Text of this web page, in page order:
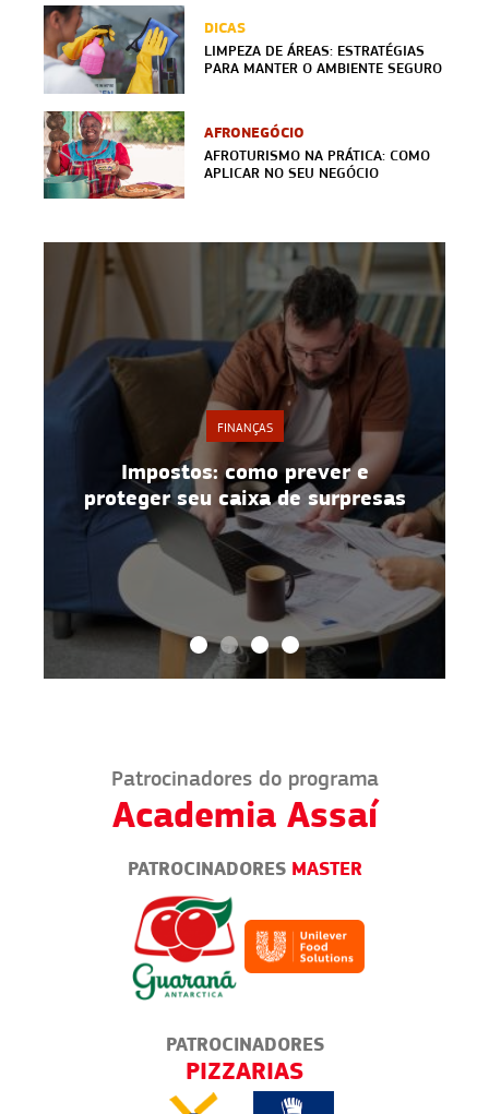
DICAS
LIMPEZA DE ÁREAS: ESTRATÉGIAS
PARA MANTER O AMBIENTE SEGURO
AFRONEGÓCIO
AFROTURISMO NA PRÁTICA: COMO
APLICAR NO SEU NEGÓCIO
FINANÇAS
Impostos: como prever e
proteger seu caixa de surpresas
Patrocinadores do programa
Academia Assaí
PATROCINADORES MASTER
PATROCINADORES
PIZZARIAS